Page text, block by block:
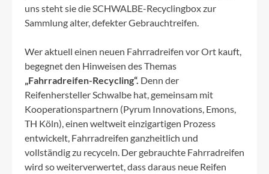
uns steht sie die SCHWALBE-Recyclingbox zur
Sammlung alter, defekter Gebrauchtreifen.
Wer aktuell einen neuen Fahrradreifen vor Ort kauft,
begegnet den Hinweisen des Themas
„Fahrradreifen-Recycling“. Denn der
Reifenhersteller Schwalbe hat, gemeinsam mit
Kooperationspartnern (Pyrum Innovations, Emons,
TH Köln), einen weltweit einzigartigen Prozess
entwickelt, Fahrradreifen ganzheitlich und
vollständig zu recyceln. Der gebrauchte Fahrradreifen
wird so weiterverwertet, dass daraus neue Reifen